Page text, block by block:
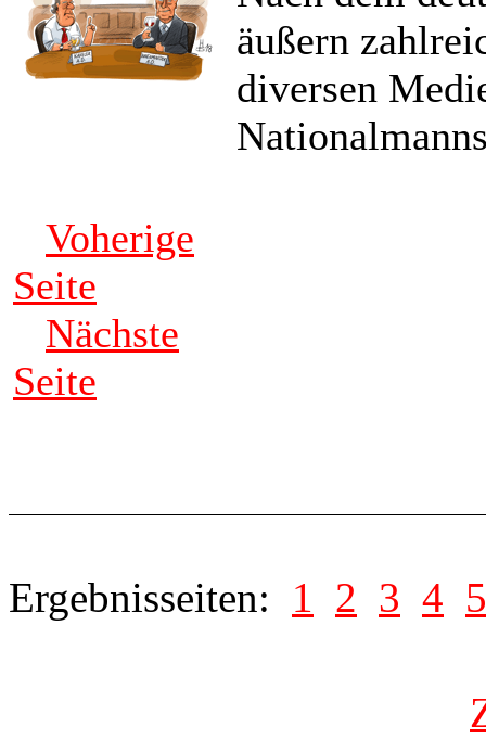
äußern
diversen
Voherige
Seite
Nächste
Seite
Ergebnisseiten: 1 2 3 4 5